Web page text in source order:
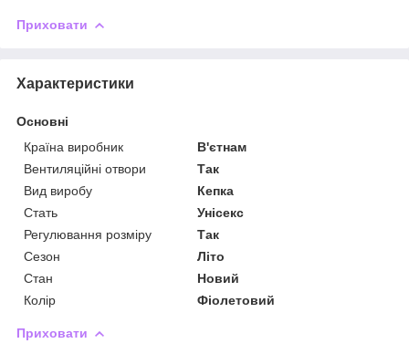
Приховати
Характеристики
Основні
Країна виробник
В'єтнам
Вентиляційні отвори
Так
Вид виробу
Кепка
Стать
Унісекс
Регулювання розміру
Так
Сезон
Літо
Стан
Новий
Колір
Фіолетовий
Приховати